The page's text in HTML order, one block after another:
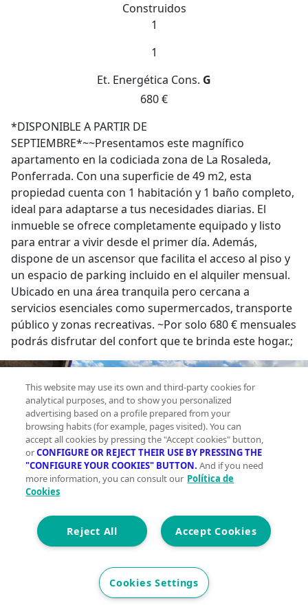
Construidos
1
1
Et. Energética Cons. G
680 €
*DISPONIBLE A PARTIR DE
SEPTIEMBRE*~~Presentamos este magnífico
apartamento en la codiciada zona de La Rosaleda,
Ponferrada. Con una superficie de 49 m2, esta
propiedad cuenta con 1 habitación y 1 baño completo,
ideal para adaptarse a tus necesidades diarias. El
inmueble se ofrece completamente equipado y listo
para entrar a vivir desde el primer día. Además,
dispone de un ascensor que facilita el acceso al piso y
un espacio de parking incluido en el alquiler mensual.
Ubicado en una área tranquila pero cercana a
servicios esenciales como supermercados, transporte
público y zonas recreativas. ~Por solo 680 € mensuales
podrás disfrutar del confort que te brinda este hogar.;
This website may use its own and third-party cookies for
analytical purposes, and to show you personalized
advertising based on a profile prepared from your
browsing habits (for example, pages visited). You can
accept all cookies by pressing the "Accept cookies" button,
orCONFIGURE OR REJECT THEIR USE BY PRESSING THE
"CONFIGURE YOUR COOKIES" BUTTON. And if you need
more information, you can consult our Política de
Cookies
Accept Cookies
Reject All
Cookies Settings